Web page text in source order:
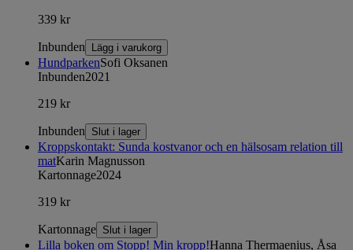
339 kr
Inbunden Lägg i varukorg
HundparkenSofi Oksanen
Inbunden2021
219 kr
Inbunden Slut i lager
Kroppskontakt: Sunda kostvanor och en hälsosam relation till
matKarin Magnusson
Kartonnage2024
319 kr
Kartonnage Slut i lager
Lilla boken om Stopp! Min kropp!Hanna Thermaenius, Åsa